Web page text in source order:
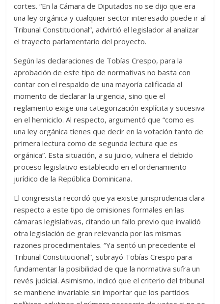
cortes. “En la Cámara de Diputados no se dijo que era
una ley orgánica y cualquier sector interesado puede ir al
Tribunal Constitucional”, advirtió el legislador al analizar
el trayecto parlamentario del proyecto.
Según las declaraciones de Tobías Crespo, para la
aprobación de este tipo de normativas no basta con
contar con el respaldo de una mayoría calificada al
momento de declarar la urgencia, sino que el
reglamento exige una categorización explícita y sucesiva
en el hemiciclo. Al respecto, argumentó que “como es
una ley orgánica tienes que decir en la votación tanto de
primera lectura como de segunda lectura que es
orgánica”. Esta situación, a su juicio, vulnera el debido
proceso legislativo establecido en el ordenamiento
jurídico de la República Dominicana.
El congresista recordó que ya existe jurisprudencia clara
respecto a este tipo de omisiones formales en las
cámaras legislativas, citando un fallo previo que invalidó
otra legislación de gran relevancia por las mismas
razones procedimentales. “Ya sentó un precedente el
Tribunal Constitucional”, subrayó Tobías Crespo para
fundamentar la posibilidad de que la normativa sufra un
revés judicial. Asimismo, indicó que el criterio del tribunal
se mantiene invariable sin importar que los partidos